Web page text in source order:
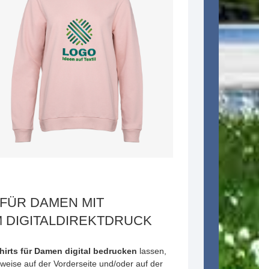
DAMEN MIT
DIGITALDIREKTDRUCK
für Damen digital bedrucken lassen,
auf der Vorderseite und/oder auf der